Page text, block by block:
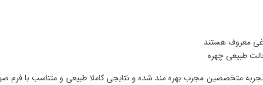
معروف هستند
طبیعی چهره
تجربه متخصصین مجرب بهره مند شده و نتایجی کاملا طبیعی و متناسب با فرم